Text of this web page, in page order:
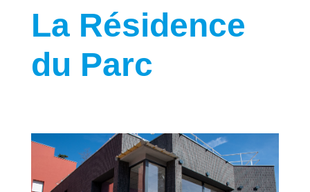
La Résidence
du Parc